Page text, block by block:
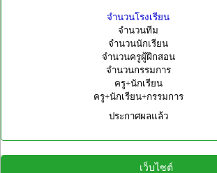
จำนวนโรงเรียน
จำนวนทีม
จำนวนนักเรียน
จำนวนครูผู้ฝึกสอน
จำนวนกรรมการ
ครู+นักเรียน
ครู+นักเรียน+กรรมการ
ประกาศผลแล้ว
เว็บไซต์